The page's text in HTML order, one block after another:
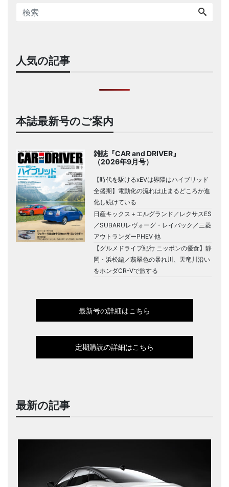
人気の記事
本誌最新号のご案内
雑誌『CAR and DRIVER』
（2026年9月号）
【時代を駆けるxEVは界隈はハイブリッド
全盛期】電動化の流れは止まるどころか進
化し続けている
日産キックス＋エルグランド／レクサスES
／SUBARUレヴォーグ・レイバック／三菱
アウトランダーPHEV 他
【グルメドライブ紀行 ニッポンの優食】静
岡・浜松編／翡翠色の暴れ川、天竜川沿い
をホンダCR-Vで旅する
最新号の詳細はこちら
定期購読の詳細はこちら
最新の記事